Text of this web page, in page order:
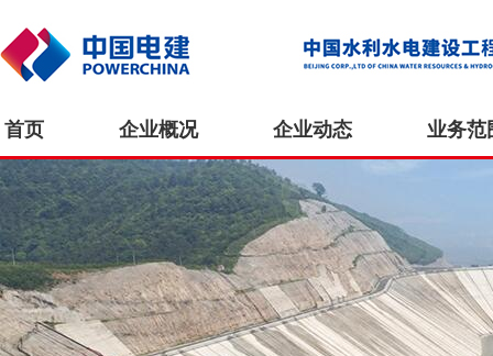
首页 企业概况 企业动态 业务范